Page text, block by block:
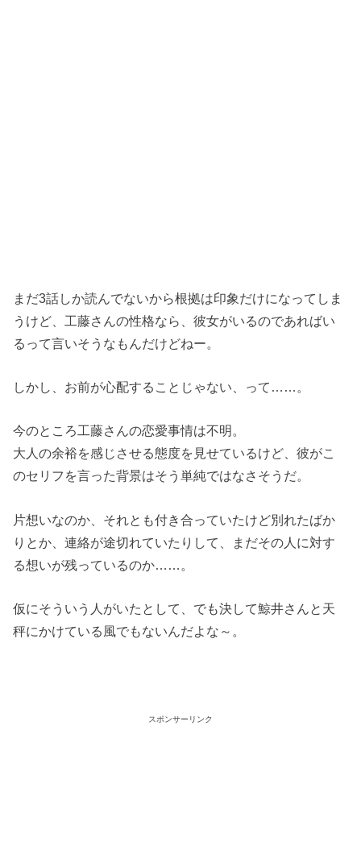
まだ3話しか読んでないから根拠は印象だけになってしま
うけど、工藤さんの性格なら、彼女がいるのであればい
るって言いそうなもんだけどねー。
しかし、お前が心配することじゃない、って……。
今のところ工藤さんの恋愛事情は不明。
大人の余裕を感じさせる態度を見せているけど、彼がこ
のセリフを言った背景はそう単純ではなさそうだ。
片想いなのか、それとも付き合っていたけど別れたばか
りとか、連絡が途切れていたりして、まだその人に対す
る想いが残っているのか……。
仮にそういう人がいたとして、でも決して鯨井さんと天
秤にかけている風でもないんだよな～。
スポンサーリンク